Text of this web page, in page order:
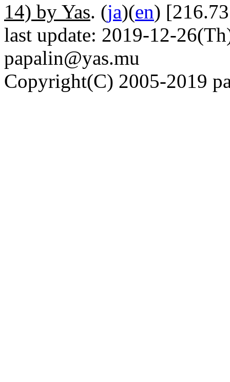
14) by Yas. (ja)(en)
last update: 2019-12-
papalin@yas.mu
Copyright(C) 2005-2019